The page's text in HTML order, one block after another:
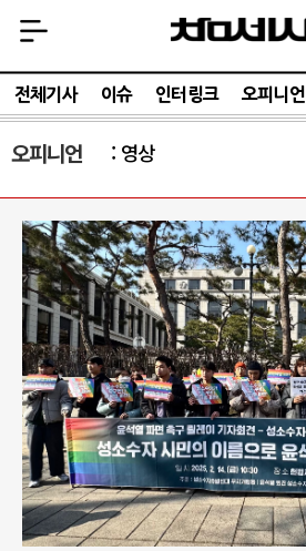
전체기사 이슈 인터링크 오피니언
오피니언 영상